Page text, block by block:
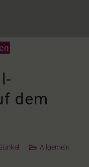
dem
Allgemein